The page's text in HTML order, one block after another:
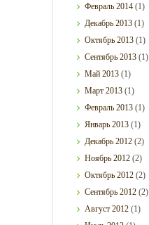
Февраль2014 (1)
Декабрь2013 (1)
Октябрь2013 (1)
Сентябрь2013 (1)
Май2013 (1)
Март2013 (1)
Февраль2013 (1)
Январь2013 (1)
Декабрь2012 (2)
Ноябрь2012 (2)
Октябрь2012 (2)
Сентябрь2012 (2)
Август2012 (1)